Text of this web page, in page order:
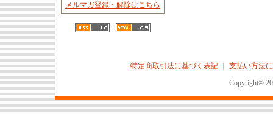
メルマガ登録・解除はこちら
特定商取引法に基づく表記
支払い方法
Copyright©